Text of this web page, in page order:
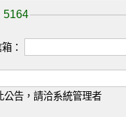
5164
：
公告，請洽系統管理者